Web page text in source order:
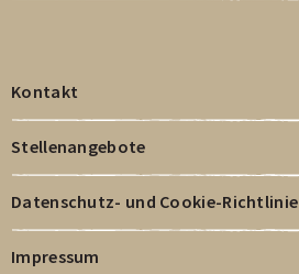
Kontakt
Stellenangebote
Datenschutz- und Cookie-Richtlinie
Impressum